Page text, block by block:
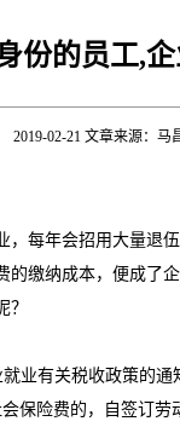
份的员工,
2019-02-21 文章来源：马
年会招用大量退伍
缴纳成本，便成了企
有关税收政策的通
险费的，自签订劳